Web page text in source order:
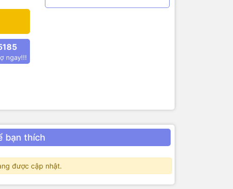
ngay!!!
bạn thích
được cập nhật.